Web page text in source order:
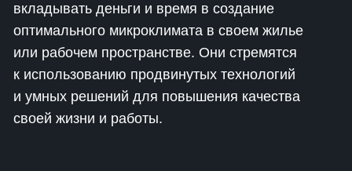
вкладывать деньги и время в создание
оптимального микроклимата в своем жилье
или рабочем пространстве. Они стремятся
к использованию продвинутых технологий
и умных решений для повышения качества
своей жизни и работы.